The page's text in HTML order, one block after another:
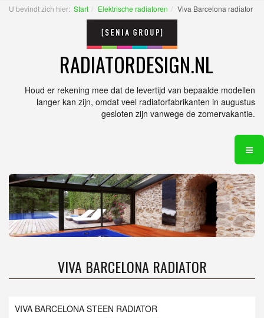
U bevindt zich hier: Start Elektrische radiatoren Viva Barcelona radiator
RADIATORDESIGN.NL
Houd er rekening mee dat de levertijd van bepaalde modellen
langer kan zijn, omdat veel radiatorfabrikanten in augustus
gesloten zijn vanwege de zomervakantie.
VIVA BARCELONA RADIATOR
VIVA BARCELONA STEEN RADIATOR